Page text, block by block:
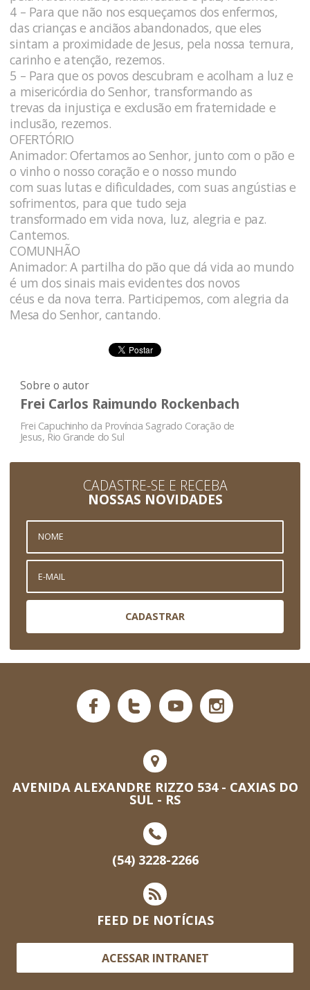
4 – Para que não nos esqueçamos dos enfermos,
das crianças e anciãos abandonados, que eles
sintam a proximidade de Jesus, pela nossa ternura,
carinho e atenção, rezemos.
5 – Para que os povos descubram e acolham a luz e
a misericórdia do Senhor, transformando as
trevas da injustiça e exclusão em fraternidade e
inclusão, rezemos.
OFERTÓRIO
Animador: Ofertamos ao Senhor, junto com o pão e
o vinho o nosso coração e o nosso mundo
com suas lutas e dificuldades, com suas angústias e
sofrimentos, para que tudo seja
transformado em vida nova, luz, alegria e paz.
Cantemos.
COMUNHÃO
Animador: A partilha do pão que dá vida ao mundo
é um dos sinais mais evidentes dos novos
céus e da nova terra. Participemos, com alegria da
Mesa do Senhor, cantando.
Sobre o autor
Frei Carlos Raimundo Rockenbach
Frei Capuchinho da Província Sagrado Coração de
Jesus, Rio Grande do Sul
CADASTRE-SE E RECEBA
NOSSAS NOVIDADES
CADASTRAR
AVENIDA ALEXANDRE RIZZO 534 - CAXIAS DO
SUL - RS
(54) 3228-2266
FEED DE NOTÍCIAS
ACESSAR INTRANET